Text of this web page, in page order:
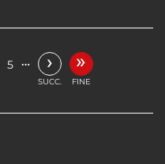
5 … ›
SUCC.
»
FINE